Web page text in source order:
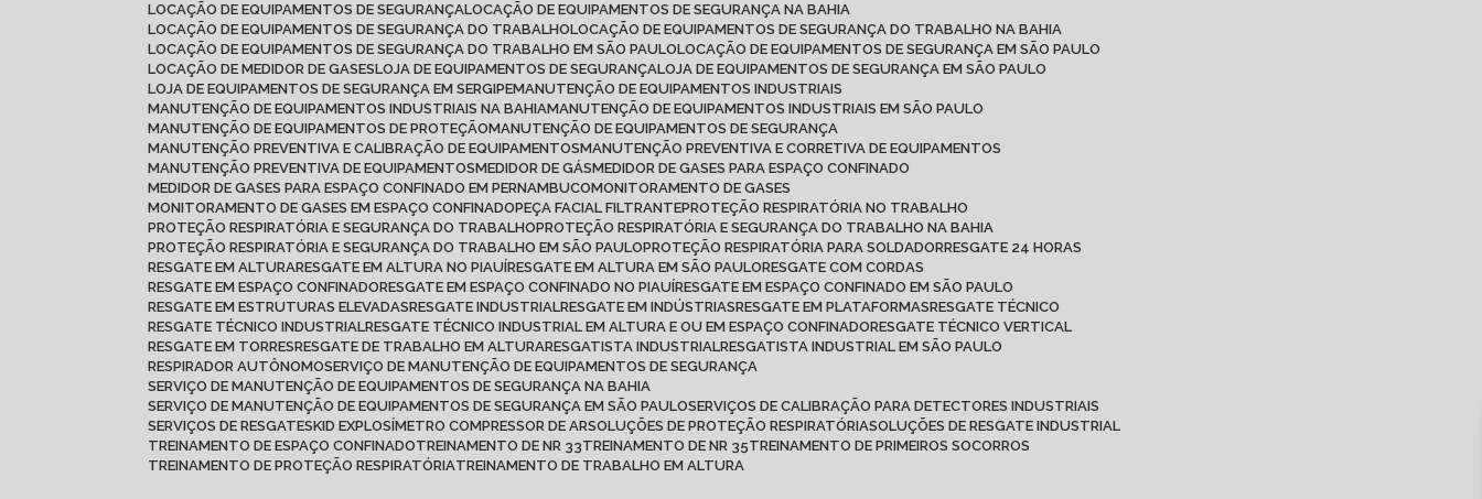
LOCAÇÃO DE EQUIPAMENTOS DE SEGURANÇA LOCAÇÃO DE EQUIPAMENTOS DE SEGURANÇA NA BAHIA
LOCAÇÃO DE EQUIPAMENTOS DE SEGURANÇA DO TRABALHO LOCAÇÃO DE EQUIPAMENTOS DE SEGURANÇA DO TRABALHO NA BAHIA
LOCAÇÃO DE EQUIPAMENTOS DE SEGURANÇA DO TRABALHO EM SÃO PAULO LOCAÇÃO DE EQUIPAMENTOS DE SEGURANÇA EM SÃO PAULO
LOCAÇÃO DE MEDIDOR DE GASES LOJA DE EQUIPAMENTOS DE SEGURANÇA LOJA DE EQUIPAMENTOS DE SEGURANÇA EM SÃO PAULO
LOJA DE EQUIPAMENTOS DE SEGURANÇA EM SERGIPE
MANUTENÇÃO DE EQUIPAMENTOS INDUSTRIAIS
MANUTENÇÃO DE EQUIPAMENTOS INDUSTRIAIS NA BAHIA
MANUTENÇÃO DE EQUIPAMENTOS INDUSTRIAIS EM SÃO PAULO
MANUTENÇÃO DE EQUIPAMENTOS DE PROTEÇÃO
MANUTENÇÃO DE EQUIPAMENTOS DE SEGURANÇA
MANUTENÇÃO PREVENTIVA E CALIBRAÇÃO DE EQUIPAMENTOS
MANUTENÇÃO PREVENTIVA E CORRETIVA DE EQUIPAMENTOS
MANUTENÇÃO PREVENTIVA DE EQUIPAMENTOS
MEDIDOR DE GÁS
MEDIDOR DE GASES PARA ESPAÇO CONFINADO
MEDIDOR DE GASES PARA ESPAÇO CONFINADO EM PERNAMBUCO
MONITORAMENTO DE GASES
MONITORAMENTO DE GASES EM ESPAÇO CONFINADO PEÇA FACIAL FILTRANTE PROTEÇÃO RESPIRATÓRIA NO TRABALHO
PROTEÇÃO RESPIRATÓRIA E SEGURANÇA DO TRABALHO PROTEÇÃO RESPIRATÓRIA E SEGURANÇA DO TRABALHO NA BAHIA
PROTEÇÃO RESPIRATÓRIA E SEGURANÇA DO TRABALHO EM SÃO PAULO PROTEÇÃO RESPIRATÓRIA PARA SOLDADOR RESGATE 24 HORAS
RESGATE EM ALTURA RESGATE EM ALTURA NO PIAUÍ RESGATE EM ALTURA EM SÃO PAULO RESGATE COM CORDAS
RESGATE EM ESPAÇO CONFINADO RESGATE EM ESPAÇO CONFINADO NO PIAUÍ RESGATE EM ESPAÇO CONFINADO EM SÃO PAULO
RESGATE EM ESTRUTURAS ELEVADAS RESGATE INDUSTRIAL RESGATE EM INDÚSTRIAS RESGATE EM PLATAFORMAS RESGATE TÉCNICO
RESGATE TÉCNICO INDUSTRIAL RESGATE TÉCNICO INDUSTRIAL EM ALTURA E OU EM ESPAÇO CONFINADO RESGATE TÉCNICO VERTICAL
RESGATE EM TORRES RESGATE DE TRABALHO EM ALTURA RESGATISTA INDUSTRIAL RESGATISTA INDUSTRIAL EM SÃO PAULO
RESPIRADOR AUTÔNOMO SERVIÇO DE MANUTENÇÃO DE EQUIPAMENTOS DE SEGURANÇA
SERVIÇO DE MANUTENÇÃO DE EQUIPAMENTOS DE SEGURANÇA NA BAHIA
SERVIÇO DE MANUTENÇÃO DE EQUIPAMENTOS DE SEGURANÇA EM SÃO PAULO SERVIÇOS DE CALIBRAÇÃO PARA DETECTORES INDUSTRIAIS
SERVIÇOS DE RESGATE SKID EXPLOSÍMETRO COMPRESSOR DE AR SOLUÇÕES DE PROTEÇÃO RESPIRATÓRIA SOLUÇÕES DE RESGATE INDUSTRIAL
TREINAMENTO DE ESPAÇO CONFINADO
TREINAMENTO DE NR 33 TREINAMENTO DE NR 35
TREINAMENTO DE PRIMEIROS SOCORROS
TREINAMENTO DE PROTEÇÃO RESPIRATÓRIA
TREINAMENTO DE TRABALHO EM ALTURA